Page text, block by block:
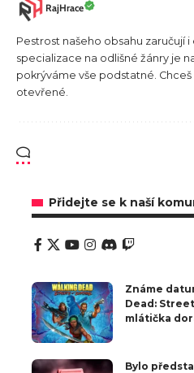
RajHrace
Pestrost našeho obsahu zaručují
specializace na odlišné žánry je
pokrýváme vše podstatné.
otevřené.
Přidejte se k naší
Známe
Dead:
mlátička
Bylo